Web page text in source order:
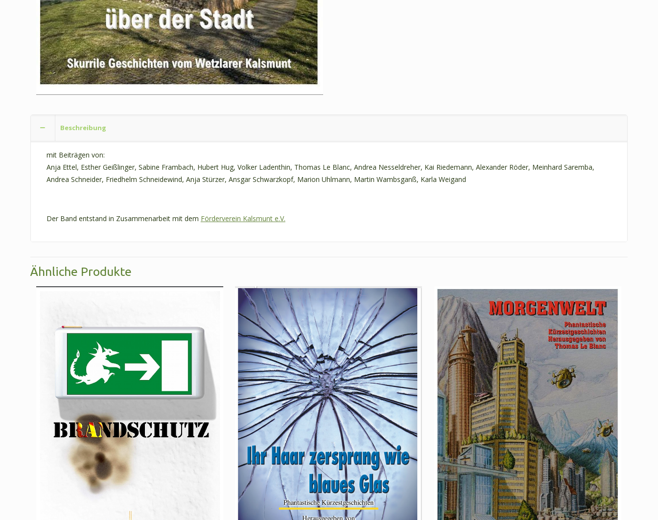
Beschreibung
mit Beiträgen von:
Anja Ettel, Esther Geißlinger, Sabine Frambach, Hubert Hug, Volker Ladenthin, Thomas Le Blanc, Andrea Nesseldreher, Kai Riedemann, Alexander Röder, Meinhard Saremba,
Andrea Schneider, Friedhelm Schneidewind, Anja Stürzer, Ansgar Schwarzkopf, Marion Uhlmann, Martin Wambsganß, Karla Weigand
Der Band entstand in Zusammenarbeit mit dem Förderverein Kalsmunt e.V.
Ähnliche Produkte